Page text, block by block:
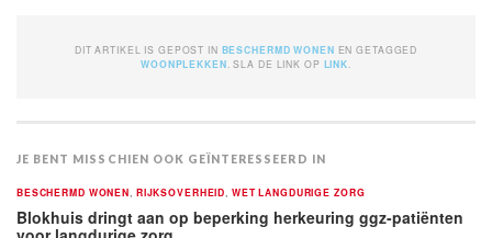
DIT ARTIKEL IS GEPOST IN BESCHERMD WONEN EN GETAGGED
WOONPLEKKEN . SLA DE LINK OP LINK
JE BENT MISSCHIEN OOK GEÏNTERESSEERD IN
BESCHERMD WONEN RIJKSOVERHEID WET LANGDURIGE ZORG
Blokhuis dringt aan op beperking herkeuring ggz-patiënten